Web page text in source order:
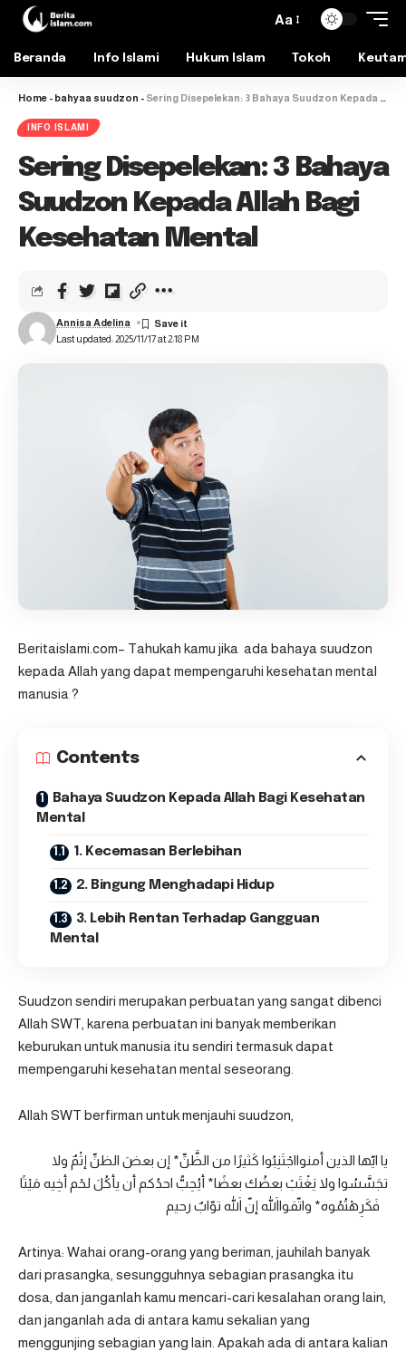
Aa
Beranda Info Islami Hukum Islam Tokoh
Home - bahyaa suudzon - Sering Disepelekan: 3 Bahaya Suudzon Kepada Allah Bagi Kesehatan Mental
INFO ISLAMI
Sering Disepelekan: 3 Bahaya
Suudzon Kepada Allah Bagi
Kesehatan Mental
Last updated: 2025/11/17 at 2:18 PM
Annisa Adelina
Beritaislami.com– Tahukah kamu jika ada bahaya suudzon
kepada Allah yang dapat mempengaruhi kesehatan mental
manusia ?
Contents
Bahaya Suudzon Kepada Allah Bagi Kesehatan
Mental
1. Kecemasan Berlebihan
2. Bingung Menghadapi Hidup
3. Lebih Rentan Terhadap Gangguan
Mental
Suudzon sendiri merupakan perbuatan yang sangat dibenci
Allah SWT, karena perbuatan ini banyak memberikan
keburukan untuk manusia itu sendiri termasuk dapat
mempengaruhi kesehatan mental seseorang.
Allah SWT berfirman untuk menjauhi suudzon,
يا ايّها الذين أمنوااجْتَنِبُوا كَثيرًا من الظَّنِّ* إن بعضَ الظنِّ إثْمٌ ولا
تجَسَّسُوا ولا يَغْتَبْ بعضُك بعضًا* أيُحِبُّ احدُكم أن يأكُلَ لحْم أخِيه مَيْتًا
Artinya: Wahai orang-orang yang beriman, jauhilah banyak
dari prasangka, sesungguhnya sebagian prasangka itu
dosa, dan janganlah kamu mencari-cari kesalahan orang lain,
dan janganlah ada di antara kamu sekalian yang
menggunjing sebagian yang lain. Apakah ada di antara kalian